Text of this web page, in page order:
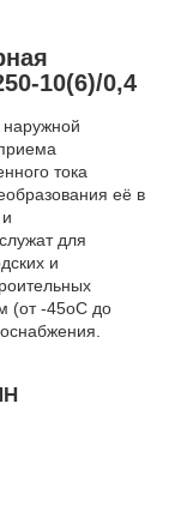
10(6)/0,4
тока
её в
для
и
(от -45oС до